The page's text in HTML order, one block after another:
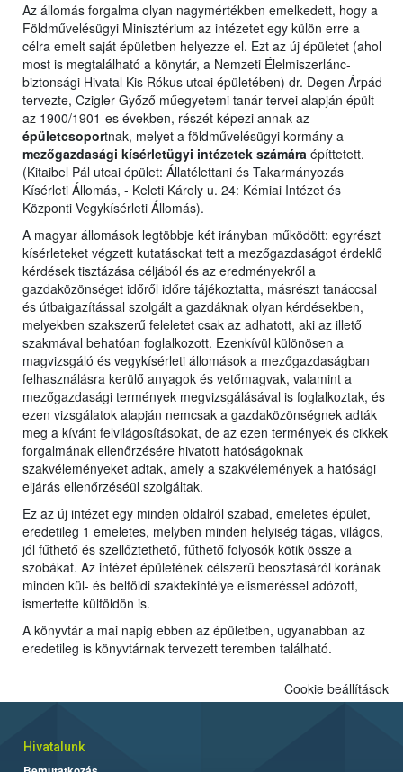
Az állomás forgalma olyan nagymértékben emelkedett, hogy a
Földművelésügyi Minisztérium az intézetet egy külön erre a
célra emelt saját épületben helyezze el. Ezt az új épületet (ahol
most is megtalálható a könytár, a Nemzeti Élelmiszerlánc-
biztonsági Hivatal Kis Rókus utcai épületében) dr. Degen Árpád
tervezte, Czigler Győző műegyetemi tanár tervei alapján épült
az 1900/1901-es években, részét képezi annak az
épületcsoportnak, melyet a földművelésügyi kormány a
mezőgazdasági kísérletügyi intézetek számára építtetett.
(Kitaibel Pál utcai épület: Állatélettani és Takarmányozás
Kísérleti Állomás, - Keleti Károly u. 24: Kémiai Intézet és
Központi Vegykísérleti Állomás).
A magyar állomások legtöbbje két irányban működött: egyrészt
kísérleteket végzett kutatásokat tett a mezőgazdaságot érdeklő
kérdések tisztázása céljából és az eredményekről a
gazdaközönséget időről időre tájékoztatta, másrészt tanáccsal
és útbaigazítással szolgált a gazdáknak olyan kérdésekben,
melyekben szakszerű feleletet csak az adhatott, aki az illető
szakmával behatóan foglalkozott. Ezenkívül különösen a
magvizsgáló és vegykísérleti állomások a mezőgazdaságban
felhasználásra kerülő anyagok és vetőmagvak, valamint a
mezőgazdasági termények megvizsgálásával is foglalkoztak, és
ezen vizsgálatok alapján nemcsak a gazdaközönségnek adták
meg a kívánt felvilágosításokat, de az ezen termények és cikkek
forgalmának ellenőrzésére hivatott hatóságoknak
szakvéleményeket adtak, amely a szakvélemények a hatósági
eljárás ellenőrzéséül szolgáltak.
Ez az új intézet egy minden oldalról szabad, emeletes épület,
eredetileg 1 emeletes, melyben minden helyiség tágas, világos,
jól fűthető és szellőztethető, fűthető folyosók kötik össze a
szobákat. Az intézet épületének célszerű beosztásáról korának
minden kül- és belföldi szaktekintélye elismeréssel adózott,
ismertette külföldön is.
A könyvtár a mai napig ebben az épületben, ugyanabban az
eredetileg is könyvtárnak tervezett teremben található.
Cookie beállítások
Hivatalunk